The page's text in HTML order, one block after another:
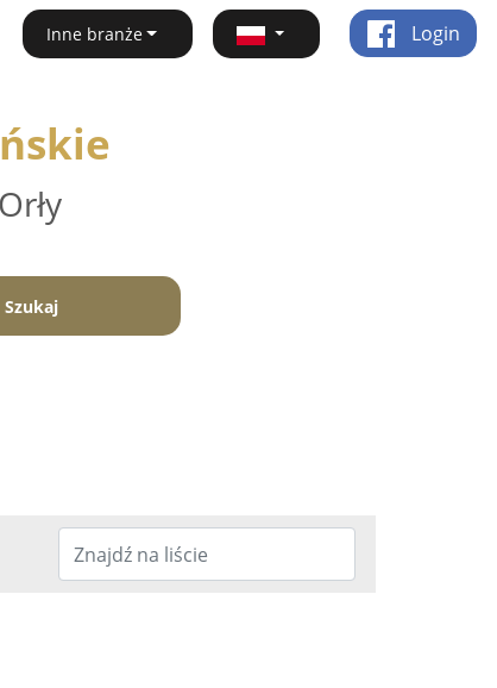
Inne branże Login
Szukaj